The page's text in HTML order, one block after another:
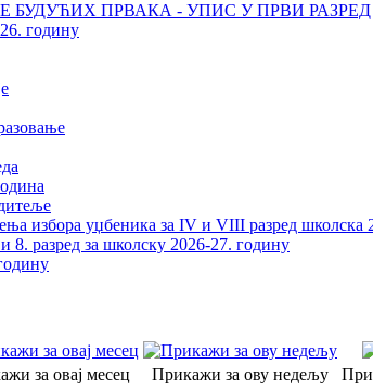
БУДУЋИХ ПРВАКА - УПИС У ПРВИ РАЗРЕД
годину
избора уџбеника за IV и VIII разред школска
8. разред за школску 2026-27. годину
за овај месец Прикажи за ову недељу